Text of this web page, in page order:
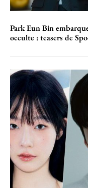
Park Eun Bin
occulte : teasers de